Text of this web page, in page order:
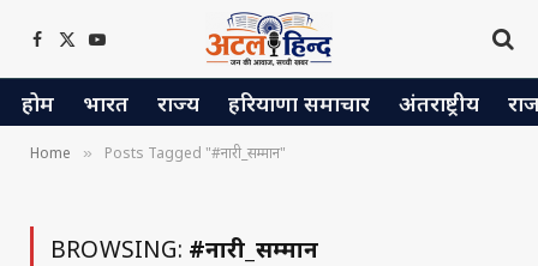
Facebook
X
(Twitter)
YouTube
होम भारत राज्य हरियाणा समाचार अंतराष्ट्रीय
Home » Posts Tagged "#नारी_सम्मान"
BROWSING: #नारी_सम्मान